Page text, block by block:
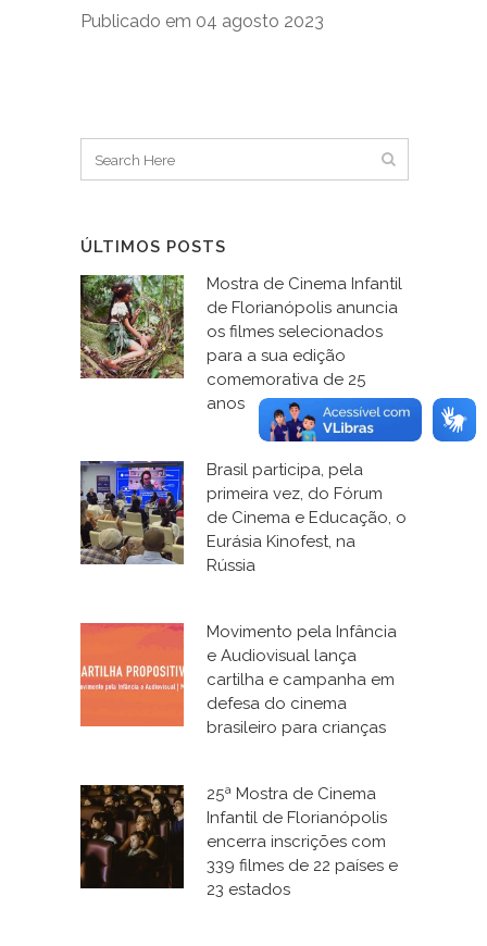
Publicado em 04 agosto 2023
ÚLTIMOS POSTS
Mostra de Cinema Infantil
de Florianópolis anuncia
os filmes selecionados
para a sua edição
comemorativa de 25
anos
Brasil participa, pela
primeira vez, do Fórum
de Cinema e Educação, o
Eurásia Kinofest, na
Rússia
Movimento pela Infância
e Audiovisual lança
cartilha e campanha em
defesa do cinema
brasileiro para crianças
25ª Mostra de Cinema
Infantil de Florianópolis
encerra inscrições com
339 filmes de 22 países e
23 estados